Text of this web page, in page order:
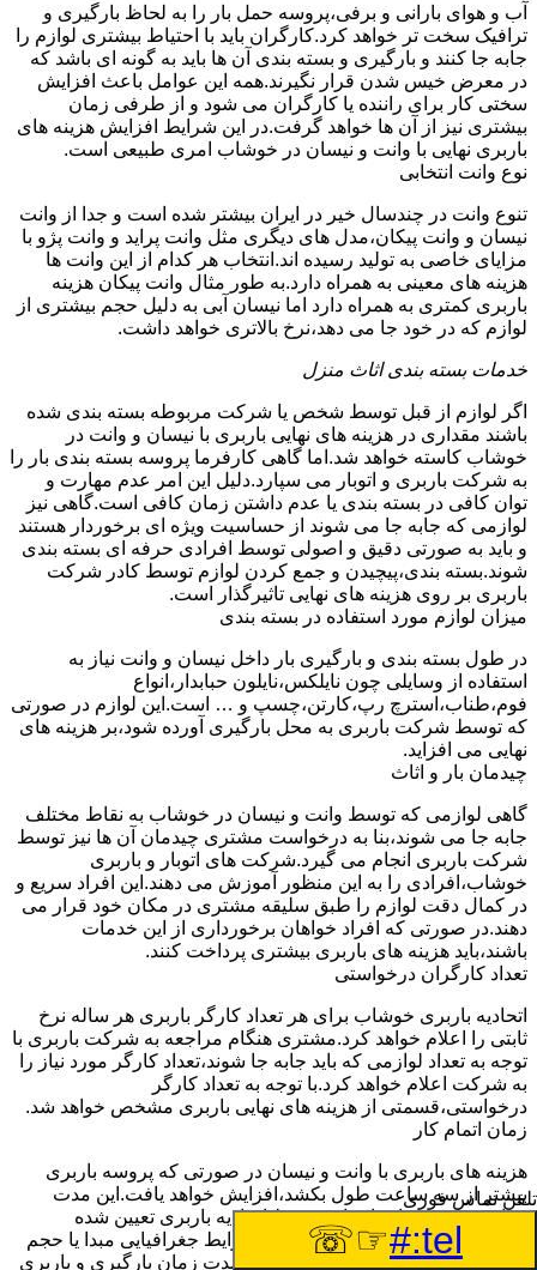
آب و هوای بارانی و برفی،پروسه حمل بار را به لحاظ بارگیری و
ترافیک سخت تر خواهد کرد.کارگران باید با احتیاط بیشتری لوازم را
جابه جا کنند و بارگیری و بسته بندی آن ها باید به گونه ای باشد که
در معرض خیس شدن قرار نگیرند.همه این عوامل باعث افزایش
سختی کار برای راننده یا کارگران می شود و از طرفی زمان
بیشتری نیز از آن ها خواهد گرفت.در این شرایط افزایش هزینه های
باربری نهایی با وانت و نیسان در خوشاب امری طبیعی است.
نوع وانت انتخابی
تنوع وانت در چندسال خیر در ایران بیشتر شده است و جدا از وانت
نیسان و وانت پیکان،مدل های دیگری مثل وانت پراید و وانت پژو با
مزایای خاصی به تولید رسیده اند.انتخاب هر کدام از این وانت ها
هزینه های معینی به همراه دارد.به طور مثال وانت پیکان هزینه
باربری کمتری به همراه دارد اما نیسان آبی به دلیل حجم بیشتری از
لوازم که در خود جا می دهد،نرخ بالاتری خواهد داشت.
خدمات بسته بندی اثاث منزل
اگر لوازم از قبل توسط شخص یا شرکت مربوطه بسته بندی شده
باشند مقداری در هزینه های نهایی باربری با نیسان و وانت در
خوشاب کاسته خواهد شد.اما گاهی کارفرما پروسه بسته بندی بار را
به شرکت باربری و اتوبار می سپارد.دلیل این امر عدم مهارت و
توان کافی در بسته بندی یا عدم داشتن زمان کافی است.گاهی نیز
لوازمی که جابه جا می شوند از حساسیت ویژه ای برخوردار هستند
و باید به صورتی دقیق و اصولی توسط افرادی حرفه ای بسته بندی
شوند.بسته بندی،پیچیدن و جمع کردن لوازم توسط کادر شرکت
باربری بر روی هزینه های نهایی تاثیرگذار است.
میزان لوازم مورد استفاده در بسته بندی
در طول بسته بندی و بارگیری بار داخل نیسان و وانت نیاز به
استفاده از وسایلی چون نایلکس،نایلون حبابدار،انواع
فوم،طناب،استرچ رپ،کارتن،چسپ و … است.این لوازم در صورتی
که توسط شرکت باربری به محل بارگیری آورده شود،بر هزینه های
نهایی می افزاید.
چیدمان بار و اثاث
گاهی لوازمی که توسط وانت و نیسان در خوشاب به نقاط مختلف
جابه جا می شوند،بنا به درخواست مشتری چیدمان آن ها نیز توسط
شرکت باربری انجام می گیرد.شرکت های اتوبار و باربری
خوشاب،افرادی را به این منظور آموزش می دهند.این افراد سریع و
در کمال دقت لوازم را طبق سلیقه مشتری در مکان خود قرار می
دهند.در صورتی که افراد خواهان برخورداری از این خدمات
باشند،باید هزینه های باربری بیشتری پرداخت کنند.
تعداد کارگران درخواستی
اتحادیه باربری خوشاب برای هر تعداد کارگر باربری هر ساله نرخ
ثابتی را اعلام خواهد کرد.مشتری هنگام مراجعه به شرکت باربری با
توجه به تعداد لوازمی که باید جابه جا شوند،تعداد کارگر مورد نیاز را
به شرکت اعلام خواهد کرد.با توجه به تعداد کارگر
درخواستی،قسمتی از هزینه های نهایی باربری مشخص خواهد شد.
زمان اتمام کار
هزینه های باربری با وانت و نیسان در صورتی که پروسه باربری
بیشتر از سه ساعت طول بکشد،افزایش خواهد یافت.این مدت
زمان به صورت استادندارد توسط اتحادیه باربری تعیین شده
است.عواملی مثل آب وهوا،ترافیک،شرایط جغرافیایی مبدا یا حجم
زیاد لوازم ممکن است باعث افزایش مدت زمان بارگیری و باربری
تلفن تماس فوری
tel:#
☞☏